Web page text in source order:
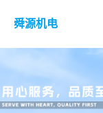
舜源机电